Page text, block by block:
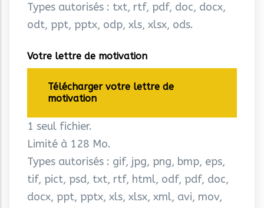
Types autorisés : txt, rtf, pdf, doc, docx,
odt, ppt, pptx, odp, xls, xlsx, ods.
Votre lettre de motivation
Télécharger votre lettre de
motivation
1 seul fichier.
Limité à 128 Mo.
Types autorisés : gif, jpg, png, bmp, eps,
tif, pict, psd, txt, rtf, html, odf, pdf, doc,
docx, ppt, pptx, xls, xlsx, xml, avi, mov,